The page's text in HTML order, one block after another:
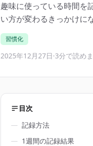
趣味に使っている時間を
い方が変わるきっかけに
習慣化
2025年12月27日·3分で読め
目次
― 記録方法
― 1週間の記録結果